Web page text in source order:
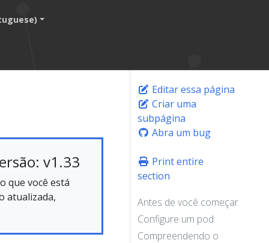
v1.33
que você está
atualizada,
Editar essa página
Criar uma
subpágina
Abra um bug
Print entire
section
Antes de você começar
Configure um pod
Compreendendo o